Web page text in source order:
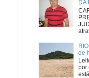
DA
de
por